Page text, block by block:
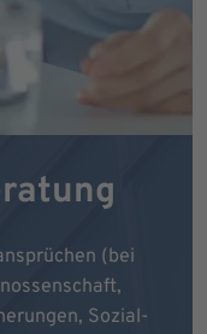
(bei
Sozial-